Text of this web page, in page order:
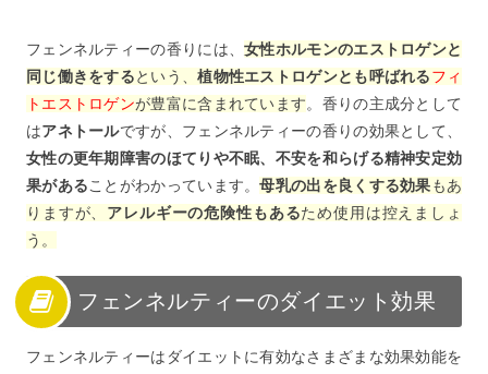
フェンネルティーの香りには、女性ホルモンのエストロゲンと
同じ働きをするという、植物性エストロゲンとも呼ばれるフィ
トエストロゲンが豊富に含まれています。香りの主成分として
はアネトールですが、フェンネルティーの香りの効果として、
女性の更年期障害のほてりや不眠、不安を和らげる精神安定効
果があることがわかっています。母乳の出を良くする効果もあ
りますが、 アレルギーの危険性もあるため使用は控えましょ
う。
フェンネルティーのダイエット効果
フェンネルティーはダイエットに有効なさまざまな効果効能を